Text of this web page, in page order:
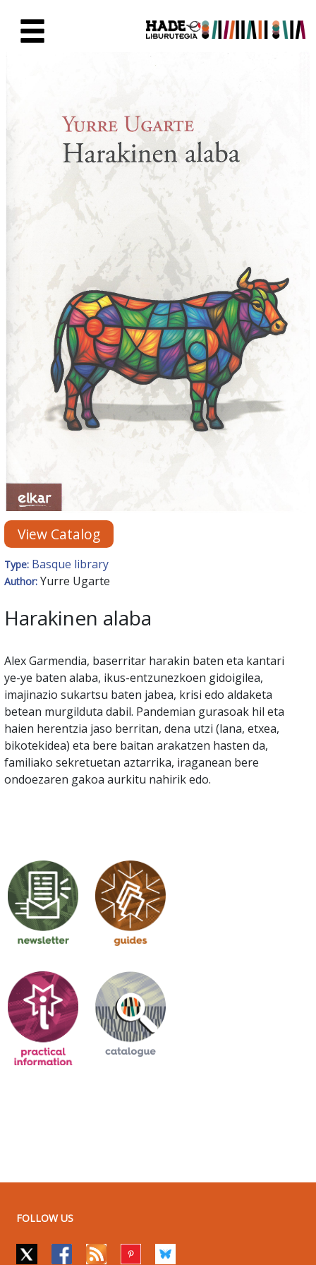
New Books Card - Liburutegia
View Catalog
Type: Basque library
Author: Yurre Ugarte
Harakinen alaba
Alex Garmendia, baserritar harakin baten eta kantari
ye-ye baten alaba, ikus-entzunezkoen gidoigilea,
imajinazio sukartsu baten jabea, krisi edo aldaketa
betean murgilduta dabil. Pandemian gurasoak hil eta
haien herentzia jaso berritan, dena utzi (lana, etxea,
bikotekidea) eta bere baitan arakatzen hasten da,
familiako sekretuetan aztarrika, iraganean bere
ondoezaren gakoa aurkitu nahirik edo.
FOLLOW US